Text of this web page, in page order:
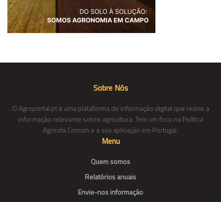
Sobre Nós
O Agroportal.pt é uma plataforma de informação digital que reúne a
informação relevante sobre agricultura. Tem um foco na Política
Agrícola Comum e a sua aplicação em Portugal.
Menu
Quem somos
Relatórios anuais
Envie-nos informação